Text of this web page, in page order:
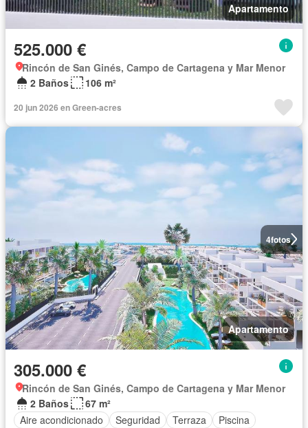
Apartamento
525.000 €
Rincón de San Ginés, Campo de Cartagena y Mar Menor
2 Baños
106 m²
20 jun 2026 en Green-acres
4fotos
Apartamento
305.000 €
Rincón de San Ginés, Campo de Cartagena y Mar Menor
2 Baños
67 m²
Aire acondicionado
Seguridad Terraza
Piscina